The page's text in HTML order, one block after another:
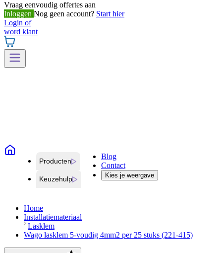
Vraag eenvoudig offertes aan
Inloggen Nog geen account? Start hier
Login of
word klant
Producten
Keuzehulp
Blog
Contact
Kies je weergave
Home
Installatiemateriaal
Lasklem
Wago lasklem 5-voudig 4mm2 per 25 stuks (221-415)